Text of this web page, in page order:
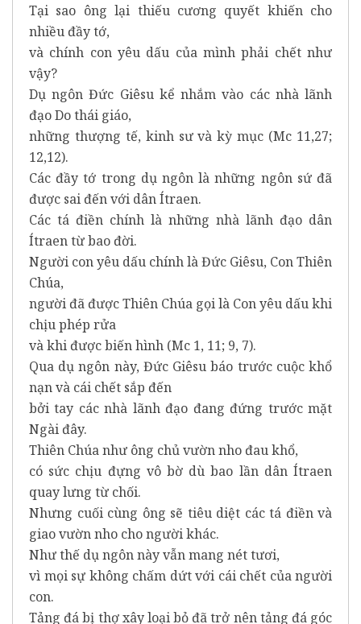
Tại sao ông lại thiếu cương quyết khiến cho
nhiều đầy tớ,
và chính con yêu dấu của mình phải chết như
vậy?
Dụ ngôn Đức Giêsu kể nhắm vào các nhà lãnh
đạo Do thái giáo,
những thượng tế, kinh sư và kỳ mục (Mc 11,27;
12,12).
Các đầy tớ trong dụ ngôn là những ngôn sứ đã
được sai đến với dân Ítraen.
Các tá điền chính là những nhà lãnh đạo dân
Ítraen từ bao đời.
Người con yêu dấu chính là Đức Giêsu, Con Thiên
Chúa,
người đã được Thiên Chúa gọi là Con yêu dấu khi
chịu phép rửa
và khi được biến hình (Mc 1, 11; 9, 7).
Qua dụ ngôn này, Đức Giêsu báo trước cuộc khổ
nạn và cái chết sắp đến
bởi tay các nhà lãnh đạo đang đứng trước mặt
Ngài đây.
Thiên Chúa như ông chủ vườn nho đau khổ,
có sức chịu đựng vô bờ dù bao lần dân Ítraen
quay lưng từ chối.
Nhưng cuối cùng ông sẽ tiêu diệt các tá điền và
giao vườn nho cho người khác.
Như thế dụ ngôn này vẫn mang nét tươi,
vì mọi sự không chấm dứt với cái chết của người
con.
Tảng đá bị thợ xây loại bỏ đã trở nên tảng đá góc